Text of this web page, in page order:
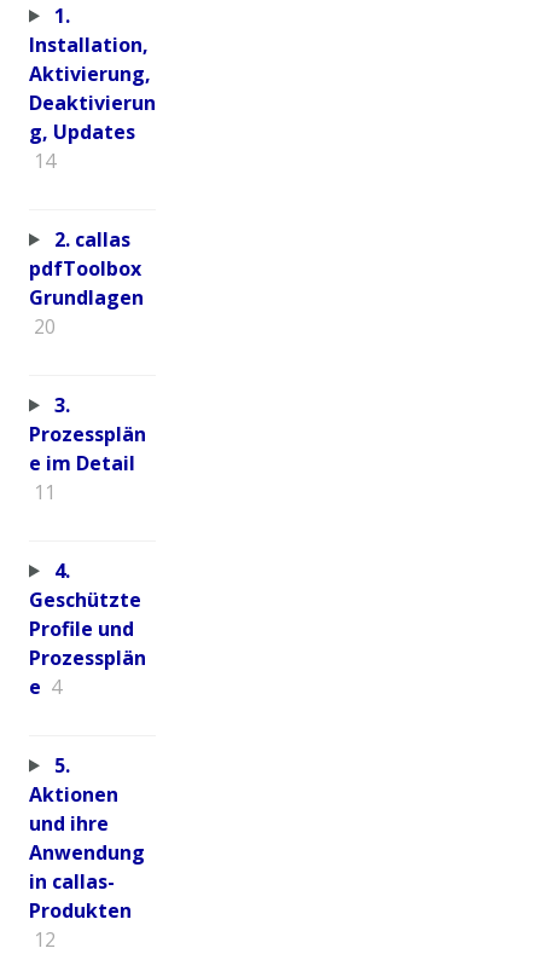
1.
Installation,
Aktivierung,
Deaktivierun
g, Updates
14
2. callas
pdfToolbox
Grundlagen
20
3.
Prozessplän
e im Detail
11
4.
Geschützte
Profile und
Prozessplän
e 4
5.
Aktionen
und ihre
Anwendung
in callas-
Produkten
12